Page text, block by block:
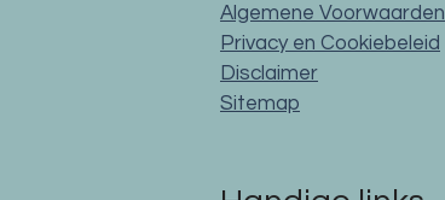
Algemene Voorwaarden
Privacy en Cookiebeleid
Disclaimer
Sitemap